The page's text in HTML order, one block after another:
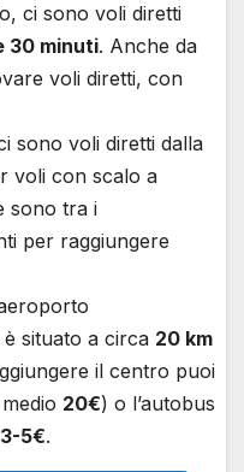
ci sono voli diretti
30 minuti. Anche da
voli diretti, con
sono voli diretti dalla
voli con scalo a
sono tra i
per raggiungere
situato a circa 20 km
il centro puoi
20€) o l’autobus
3-5€.